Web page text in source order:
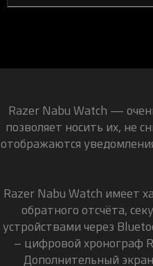
Razer Nabu Watch —
позволяет носить их, не
отображаются
Razer Nabu Watch имеет
обратного отсчёта,
устройствами через
– цифровой хронограф
Дополнительный